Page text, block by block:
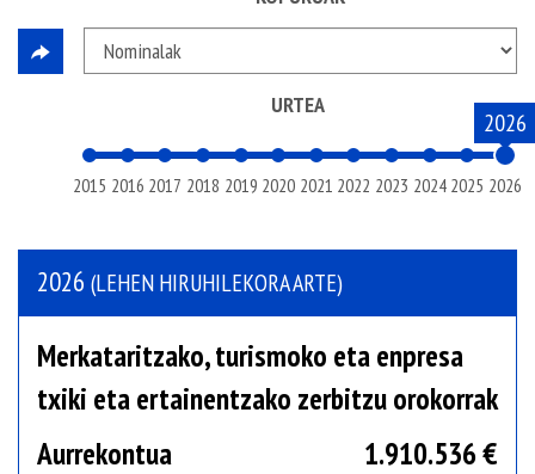
URTEA
2026
2015 2016 2017 2018 2019 2020 2021 2022 2023 2024 2025 2026
2026 (LEHEN HIRUHILEKORA ARTE)
Merkataritzako, turismoko eta enpresa
txiki eta ertainentzako zerbitzu orokorrak
Aurrekontua
1.910.536 €